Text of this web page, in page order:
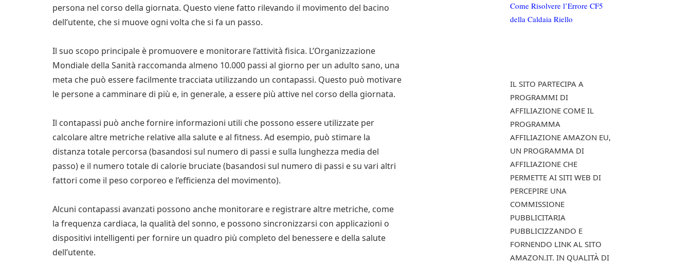
persona nel corso della giornata. Questo viene fatto rilevando il movimento del bacino
dell’utente, che si muove ogni volta che si fa un passo.
Il suo scopo principale è promuovere e monitorare l’attività fisica. L’Organizzazione
Mondiale della Sanità raccomanda almeno 10.000 passi al giorno per un adulto sano, una
meta che può essere facilmente tracciata utilizzando un contapassi. Questo può motivare
le persone a camminare di più e, in generale, a essere più attive nel corso della giornata.
Il contapassi può anche fornire informazioni utili che possono essere utilizzate per
calcolare altre metriche relative alla salute e al fitness. Ad esempio, può stimare la
distanza totale percorsa (basandosi sul numero di passi e sulla lunghezza media del
passo) e il numero totale di calorie bruciate (basandosi sul numero di passi e su vari altri
fattori come il peso corporeo e l’efficienza del movimento).
Alcuni contapassi avanzati possono anche monitorare e registrare altre metriche, come
la frequenza cardiaca, la qualità del sonno, e possono sincronizzarsi con applicazioni o
dispositivi intelligenti per fornire un quadro più completo del benessere e della salute
dell’utente.
Come Risolvere l’Errore CF5
della Caldaia Riello
IL SITO PARTECIPA A
PROGRAMMI DI
AFFILIAZIONE COME IL
PROGRAMMA
AFFILIAZIONE AMAZON EU,
UN PROGRAMMA DI
AFFILIAZIONE CHE
PERMETTE AI SITI WEB DI
PERCEPIRE UNA
COMMISSIONE
PUBBLICITARIA
PUBBLICIZZANDO E
FORNENDO LINK AL SITO
AMAZON.IT. IN QUALITÀ DI